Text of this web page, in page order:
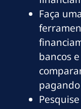
Faça
bancos